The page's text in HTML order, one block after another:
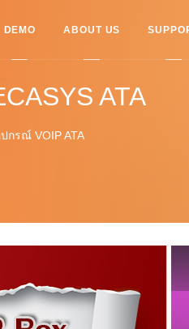
DEMO ABOUT US
ATA
กรณ์ VOIP ATA